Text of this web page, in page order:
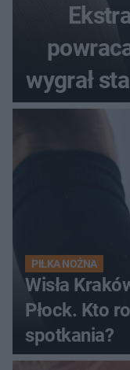
wygrał
PIŁKA NOŻNA
Wisła
Płock. Kto
spotkania?